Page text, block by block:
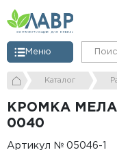
Меню
Каталог
КРОМКА
0040
Артикул № 05046-1